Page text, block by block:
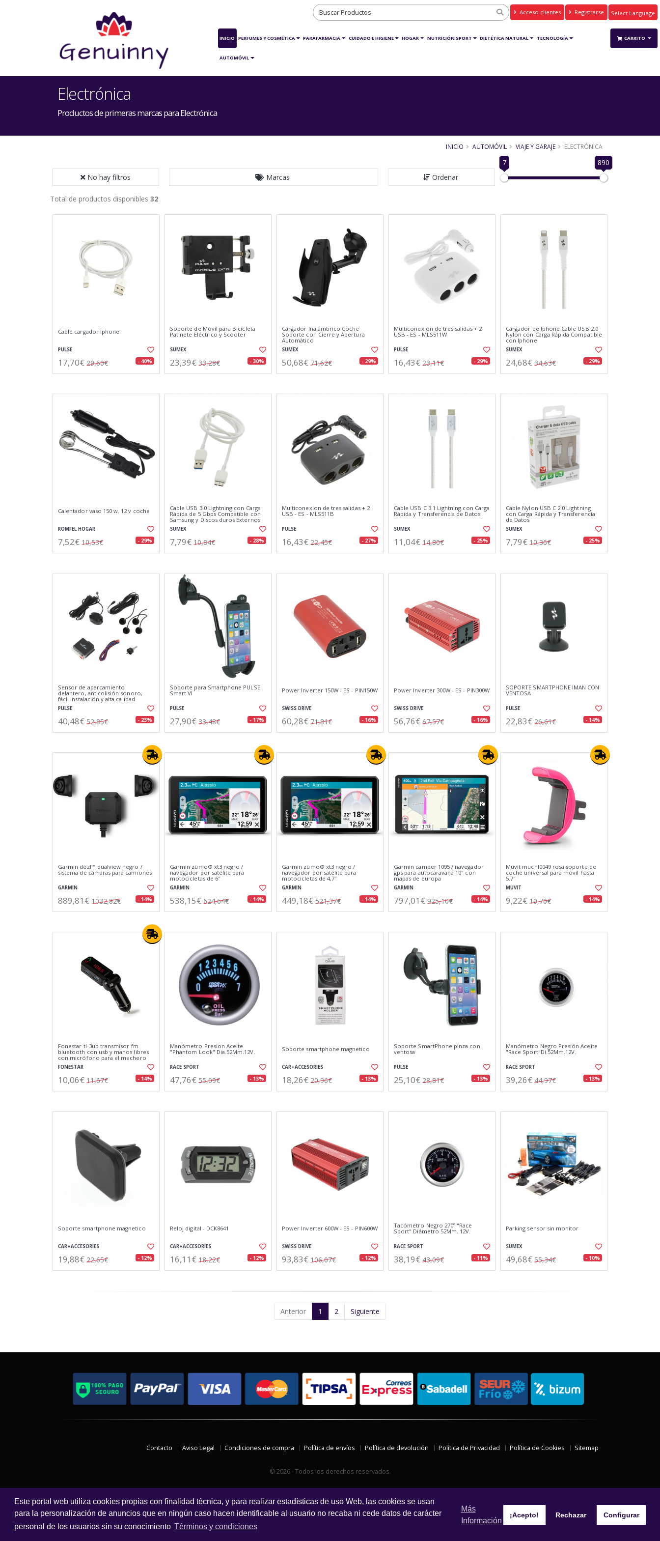
Este portal web utiliza cookies propias con finalidad técnica, y para realizar estadísticas de uso Web, las cookies se usan
para la personalización de anuncios que en ningún caso hacen identificable al usuario no recaba ni cede datos de carácter
personal de los usuarios sin su conocimiento Términos y condiciones
Más
Información
¡Acepto! Rechazar Configurar
Acceso clientes Registrarse
Translate
INICIO PERFUMES Y COSMÉTICA PARAFARMACIA CUIDADO E HIGIENE HOGAR NUTRICIÓN SPORT DIETÉTICA NATURAL TECNOLOGÍA
AUTOMÓVIL
CARRITO
Electrónica
Productos de primeras marcas para Electrónica
INICIO AUTOMÓVIL VIAJE Y GARAJE ELECTRÓNICA
No hay filtros Marcas Ordenar
7 890
Total de productos disponibles 32
Cable cargador Iphone
PULSE
17,70€ 29,60€ - 40%
Soporte de Móvil para Bicicleta
Patinete Eléctrico y Scooter
SUMEX
23,39€ 33,28€ - 30%
Cargador Inalámbrico Coche
Soporte con Cierre y Apertura
Automático
SUMEX
50,68€ 71,62€ - 29%
Multiconexion de tres salidas + 2
USB - ES - MLS511W
PULSE
16,43€ 23,11€ - 29%
Cargador de Iphone Cable USB 2.0
Nylon con Carga Rápida Compatible
con Iphone
SUMEX
24,68€ 34,63€ - 29%
Calentador vaso 150 w. 12 v coche
ROMFEL HOGAR
7,52€ 10,53€ - 29%
Cable USB 3.0 Lightning con Carga
Rápida de 5 Gbps Compatible con
Samsung y Discos duros Externos
SUMEX
7,79€ 10,84€ - 28%
Multiconexion de tres salidas + 2
USB - ES - MLS511B
PULSE
16,43€ 22,45€ - 27%
Cable USB C 3.1 Lightning con Carga
Rápida y Transferencia de Datos
SUMEX
11,04€ 14,80€ - 25%
Cable Nylon USB C 2.0 Lightning
con Carga Rápida y Transferencia
de Datos
SUMEX
7,79€ 10,36€ - 25%
Sensor de aparcamiento
delantero, anticolisión sonoro,
fácil instalación y alta calidad
PULSE
40,48€ 52,85€ - 23%
Soporte para Smartphone PULSE
Smart VI
PULSE
27,90€ 33,48€ - 17%
Power Inverter 150W - ES - PIN150W
SWISS DRIVE
60,28€ 71,81€ - 16%
Power Inverter 300W - ES - PIN300W
SWISS DRIVE
56,76€ 67,57€ - 16%
SOPORTE SMARTPHONE IMAN CON
VENTOSA
PULSE
22,83€ 26,61€ - 14%
Garmin dēzl™ dualview negro /
sistema de cámaras para camiones
GARMIN
889,81€ 1032,82€ - 14%
Garmin zūmo® xt3 negro /
navegador por satélite para
motocicletas de 6″
GARMIN
538,15€ 624,64€ - 14%
Garmin zūmo® xt3 negro /
navegador por satélite para
motocicletas de 4,7″
GARMIN
449,18€ 521,37€ - 14%
Garmin camper 1095 / navegador
gps para autocaravana 10" con
mapas de europa
GARMIN
797,01€ 925,10€ - 14%
Muvit muchl0049 rosa soporte de
coche universal para móvil hasta
5.7''
MUVIT
9,22€ 10,70€ - 14%
Fonestar tl-3ub transmisor fm
bluetooth con usb y manos libres
con micrófono para el mechero
del coche
FONESTAR
10,06€ 11,67€ - 14%
Manómetro Presion Aceite
"Phantom Look" Dia.52Mm.12V.
RACE SPORT
47,76€ 55,09€ - 13%
Soporte smartphone magnetico
CAR+ACCESORIES
18,26€ 20,96€ - 13%
Soporte SmartPhone pinza con
ventosa
PULSE
25,10€ 28,81€ - 13%
Manómetro Negro Presión Aceite
"Race Sport"Di.52Mm.12V.
RACE SPORT
39,26€ 44,97€ - 13%
Soporte smartphone magnetico
CAR+ACCESORIES
19,88€ 22,65€ - 12%
Reloj digital - DCK8641
CAR+ACCESORIES
16,11€ 18,22€ - 12%
Power Inverter 600W - ES - PIN600W
SWISS DRIVE
93,83€ 106,07€ - 12%
Tacómetro Negro 270º "Race
Sport" Diámetro 52Mm. 12V.
RACE SPORT
38,19€ 43,09€ - 11%
Parking sensor sin monitor
SUMEX
49,68€ 55,34€ - 10%
Anterior 1 2 Siguiente
Contacto Aviso Legal Condiciones de compra Política de envíos Política de devolución Política de Privacidad Política de Cookies Sitemap
© 2026 - Todos los derechos reservados.